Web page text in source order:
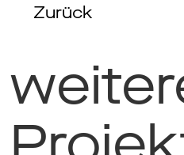
Zurück